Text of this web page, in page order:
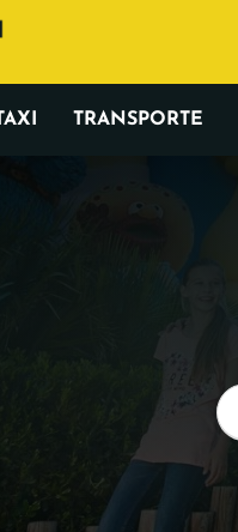
TRANSPORTE